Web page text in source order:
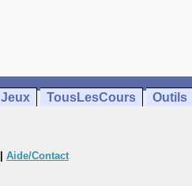
Jeux TousLesCours Outils
Aide/Contact